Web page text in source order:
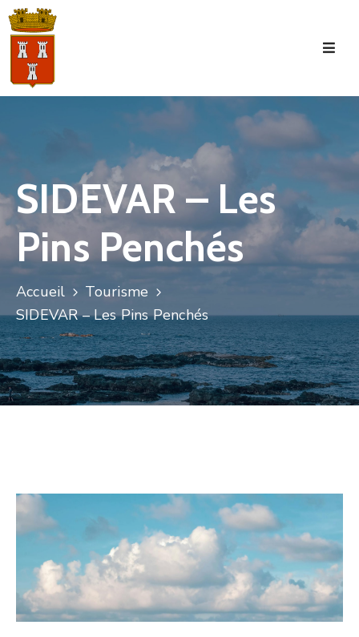
Accueil
Manifestations
Vie
Municipale
Services
SIDEVAR – Les
Pins Penchés
Accueil
Tourisme
SIDEVAR – Les Pins Penchés